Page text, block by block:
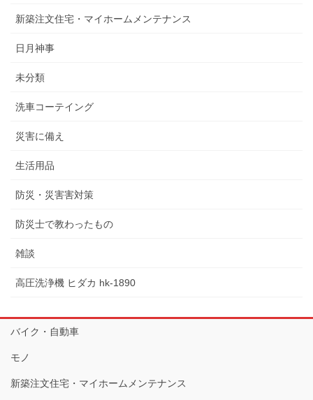
新築注文住宅・マイホームメンテナンス
日月神事
未分類
洗車コーテイング
災害に備え
生活用品
防災・災害害対策
防災士で教わったもの
雑談
高圧洗浄機 ヒダカ hk-1890
バイク・自動車
モノ
新築注文住宅・マイホームメンテナンス